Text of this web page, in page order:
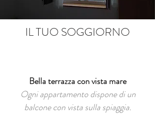
IL TUO SOGGIORNO
Bella terrazza con vista mare
Ogni appartamento dispone di un
balcone con vista sulla spiaggia.